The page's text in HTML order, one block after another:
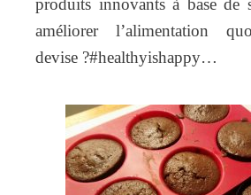
produits innovants à base de
améliorer l’alimentation
devise ?#healthyishappy…